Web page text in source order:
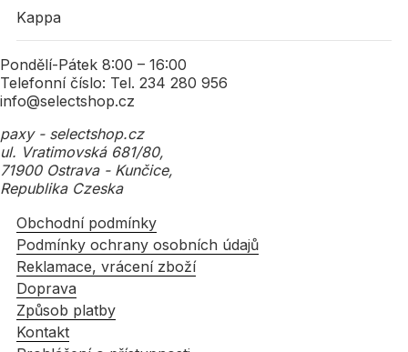
Kappa
Pondělí-Pátek 8:00 – 16:00
Telefonní číslo: Tel. 234 280 956
info@selectshop.cz
paxy - selectshop.cz
ul. Vratimovská 681/80,
71900 Ostrava - Kunčice,
Republika Czeska
Obchodní podmínky
Podmínky ochrany osobních údajů
Reklamace, vrácení zboží
Doprava
Způsob platby
Kontakt